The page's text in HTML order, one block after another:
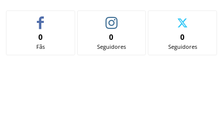
0
Fãs
0
Seguidores
0
Seguidores